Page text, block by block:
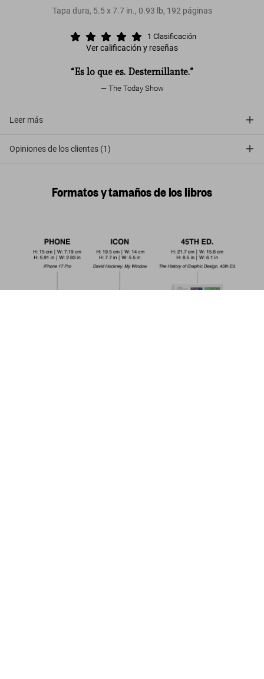
Tapa dura, 5.5x7.7 in., 0.93 lb, 192 páginas
1 Clasificación
Ver calificación y reseñas
“Es lo que es. Desternillante.”
The Today Show
Leer más
Opiniones de los clientes (1)
Formatos y tamaños de los libros